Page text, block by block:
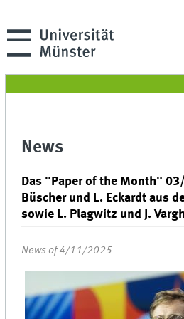
News
Das "Paper of the Month"
Büscher und L. Eckardt aus
sowie L. Plagwitz und J.
News of 4/11/2025